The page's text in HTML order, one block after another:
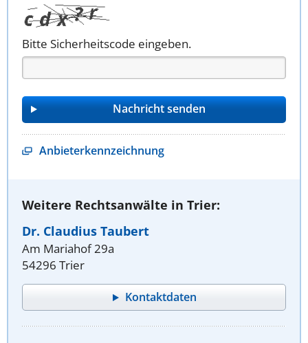
Bitte Sicherheitscode eingeben.
Anbieterkennzeichnung
Weitere Rechtsanwälte in Trier:
Dr. Claudius Taubert
Am Mariahof 29a
54296 Trier
Kontaktdaten